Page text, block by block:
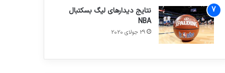
نتایج دیدار‌های لیگ بسکتبال
NBA
29 جولای 2020